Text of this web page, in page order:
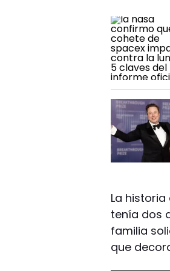
La
tenía dos
familia
que